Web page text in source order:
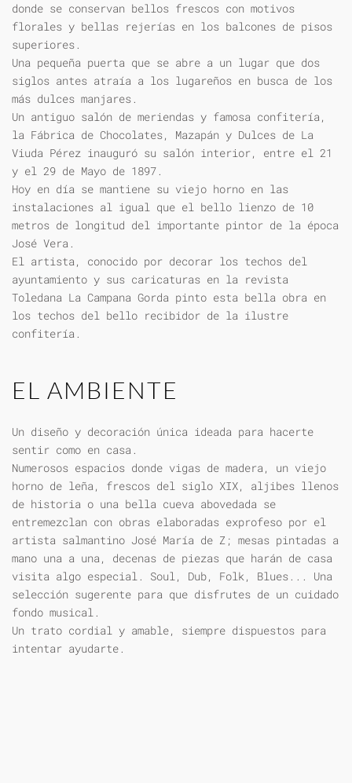
donde se conservan bellos frescos con motivos
florales y bellas rejerías en los balcones de pisos
superiores.
Una pequeña puerta que se abre a un lugar que dos
siglos antes atraía a los lugareños en busca de los
más dulces manjares.
Un antiguo salón de meriendas y famosa confitería,
la Fábrica de Chocolates, Mazapán y Dulces de La
Viuda Pérez inauguró su salón interior, entre el 21
y el 29 de Mayo de 1897.
Hoy en día se mantiene su viejo horno en las
instalaciones al igual que el bello lienzo de 10
metros de longitud del importante pintor de la época
José Vera.
El artista, conocido por decorar los techos del
ayuntamiento y sus caricaturas en la revista
Toledana La Campana Gorda pinto esta bella obra en
los techos del bello recibidor de la ilustre
confitería.
EL AMBIENTE
Un diseño y decoración única ideada para hacerte
sentir como en casa.
Numerosos espacios donde vigas de madera, un viejo
horno de leña, frescos del siglo XIX, aljibes llenos
de historia o una bella cueva abovedada se
entremezclan con obras elaboradas exprofeso por el
artista salmantino José María de Z; mesas pintadas a
mano una a una, decenas de piezas que harán de casa
visita algo especial. Soul, Dub, Folk, Blues... Una
selección sugerente para que disfrutes de un cuidado
fondo musical.
Un trato cordial y amable, siempre dispuestos para
intentar ayudarte.